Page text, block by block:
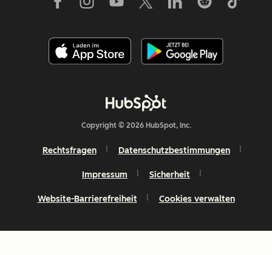
Copyright © 2026 HubSpot, Inc.
Rechtsfragen Datenschutzbestimmungen
Impressum Sicherheit
Website-Barrierefreiheit Cookies verwalten